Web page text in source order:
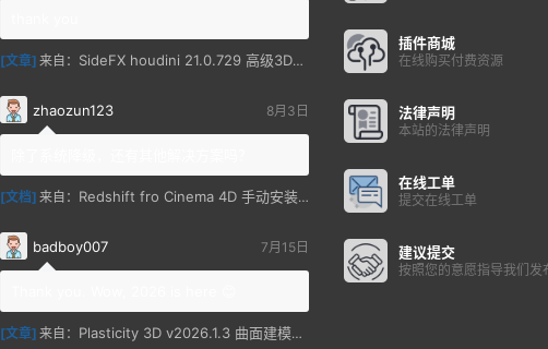
[文章] 来自： SideFX houdini 21.0.729 高级3D特效软件
zhaozun123 8月3日
[文档] 来自： Redshift fro Cinema 4D 手动安装教程
badboy007 7月15日
[文章] 来自： Plasticity 3D v2026.1.3 曲面建模软件
插件商城
在线购买付费资源
法律声明
本站的法律声明
在线工单
提交在线工单
建议提交
按照您的意愿指导我们发